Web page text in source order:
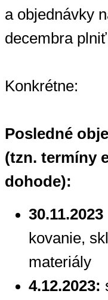
a objednávky
decembra
Konkrétne:
Posledné
(tzn. termíny
dohode):
kovanie,
materiály
4.12.2023: